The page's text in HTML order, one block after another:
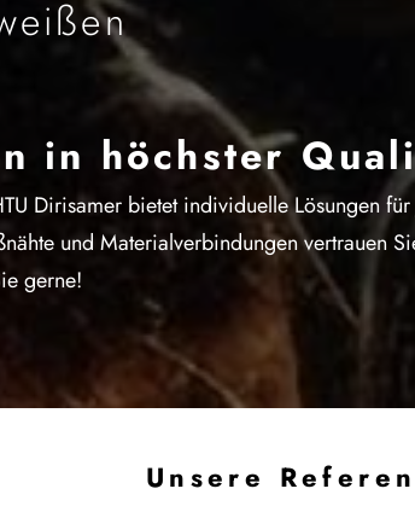
in höchster
Dirisamer bietet individuelle Lösungen
und Materialverbindungen vertrauen
gerne!
Unsere